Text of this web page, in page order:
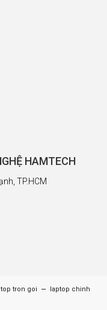
HAMTECH
TP.HCM
tron goi –
laptop chinh